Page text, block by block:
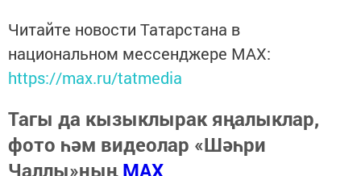
Читайте новости Татарстана в
национальном мессенджере MАХ:
https://max.ru/tatmedia
Тагы да кызыклырак яңалыклар,
фото һәм видеолар «Шәһри
Чаллы»ныңMAX